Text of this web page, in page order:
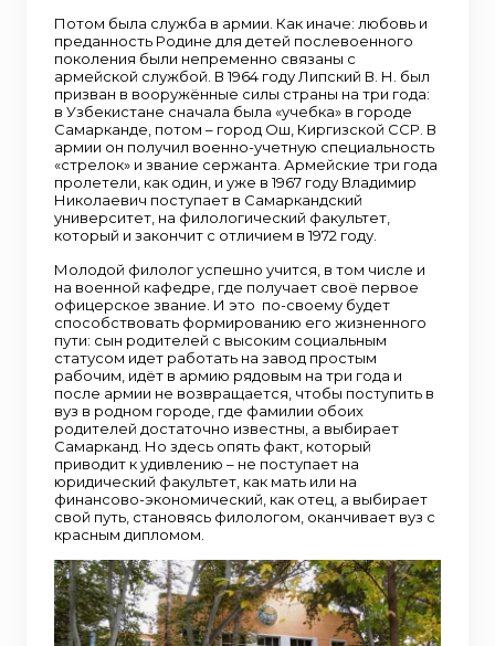
Потом была служба в армии. Как иначе: любовь и
преданность Родине для детей послевоенного
поколения были непременно связаны с
армейской службой. В 1964 году Липский В. Н. был
призван в вооружённые силы страны на три года:
в Узбекистане сначала была «учебка» в городе
Самарканде, потом – город Ош, Киргизской ССР. В
армии он получил военно-учетную специальность
«стрелок» и звание сержанта. Армейские три года
пролетели, как один, и уже в 1967 году Владимир
Николаевич поступает в Самаркандский
университет, на филологический факультет,
который и закончит с отличием в 1972 году.
Молодой филолог успешно учится, в том числе и
на военной кафедре, где получает своё первое
офицерское звание. И это по-своему будет
способствовать формированию его жизненного
пути: сын родителей с высоким социальным
статусом идет работать на завод простым
рабочим, идёт в армию рядовым на три года и
после армии не возвращается, чтобы поступить в
вуз в родном городе, где фамилии обоих
родителей достаточно известны, а выбирает
Самарканд. Но здесь опять факт, который
приводит к удивлению – не поступает на
юридический факультет, как мать или на
финансово-экономический, как отец, а выбирает
свой путь, становясь филологом, оканчивает вуз с
красным дипломом.